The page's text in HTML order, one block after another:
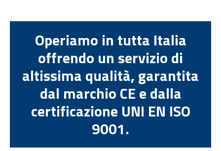
Operiamo in tutta Italia
offrendo un servizio di
altissima qualità, garantita
dal marchio CE e dalla
certificazione UNI EN ISO
9001.